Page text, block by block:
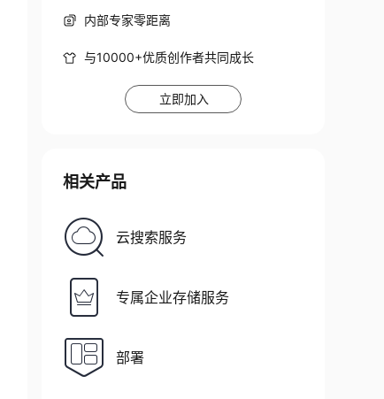
内部专家零距离
与10000+优质创作者共同成长
立即加入
相关产品
云搜索服务
专属企业存储服务
部署